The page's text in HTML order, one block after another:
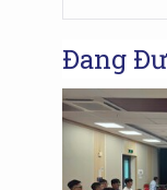
Đang